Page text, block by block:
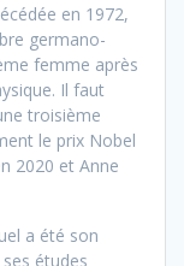
en 1972,
germano-
femme après
Il faut
troisième
le prix Nobel
2020 et Anne
a été son
études